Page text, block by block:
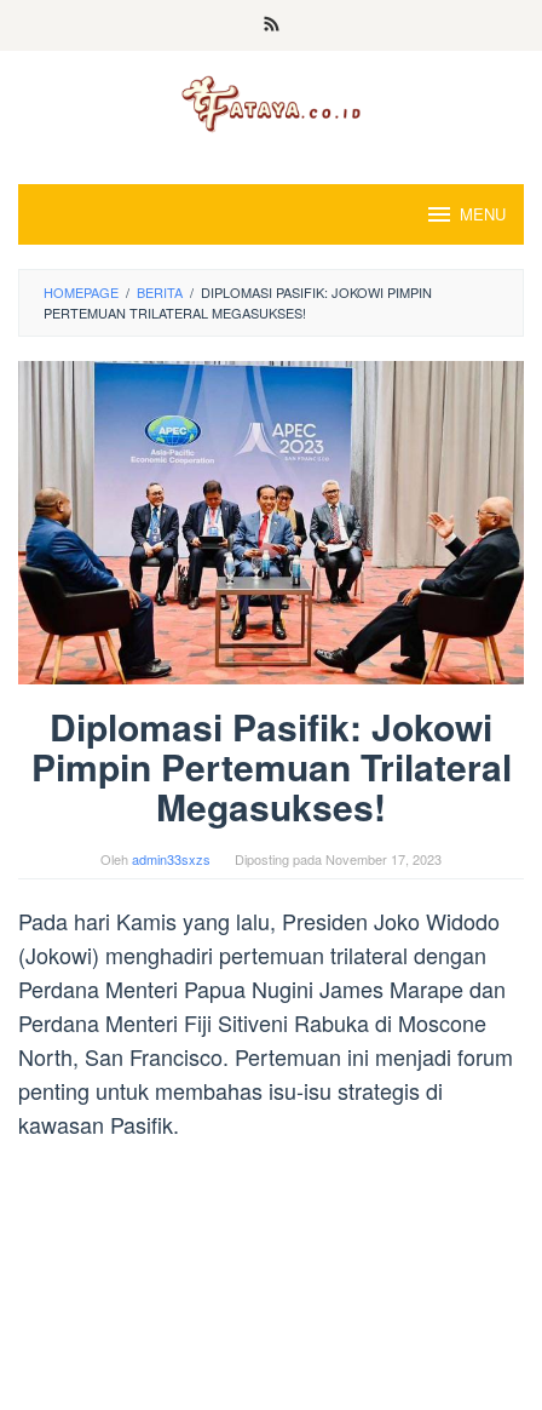
MENU
HOMEPAGE / BERITA / DIPLOMASI PASIFIK: JOKOWI PIMPIN
PERTEMUAN TRILATERAL MEGASUKSES!
Diplomasi Pasifik: Jokowi
Pimpin Pertemuan Trilateral
Megasukses!
Olehadmin33sxzs Diposting pada November 17, 2023
Pada hari Kamis yang lalu, Presiden Joko Widodo
(Jokowi) menghadiri pertemuan trilateral dengan
Perdana Menteri Papua Nugini James Marape dan
Perdana Menteri Fiji Sitiveni Rabuka di Moscone
North, San Francisco. Pertemuan ini menjadi forum
penting untuk membahas isu-isu strategis di
kawasan Pasifik.